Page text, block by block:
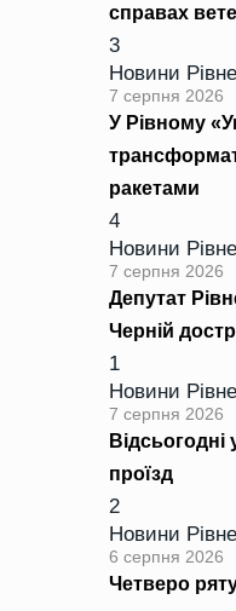
справах
3
Новини Рівне
7 серпня 2026
У Рівному
ракетами
4
Новини Рівне
7 серпня 2026
Депутат
Черній
1
Новини Рівне
7 серпня 2026
проїзд
2
Новини Рівне
6 серпня 2026
Четверо